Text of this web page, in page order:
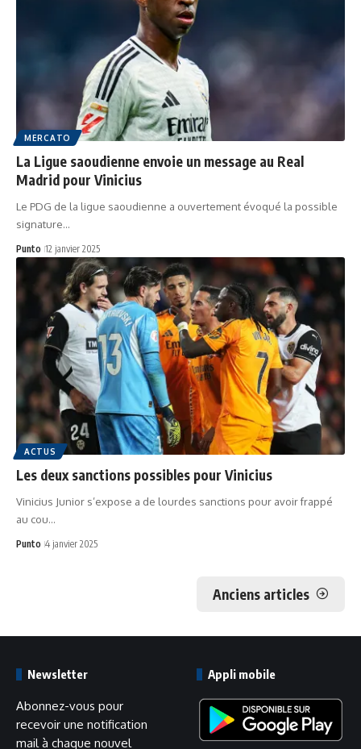
MERCATO
La Ligue saoudienne envoie un message au Real
Madrid pour Vinicius
Le PDG de la ligue saoudienne a ouvertement évoqué la possible
signature…
Punto 12 janvier 2025
ACTUS
Les deux sanctions possibles pour Vinicius
Vinicius Junior s’expose a de lourdes sanctions pour avoir frappé
au cou…
Punto 4 janvier 2025
Anciens articles
Newsletter
Abonnez-vous pour
recevoir une notification
mail à chaque nouvel
Appli mobile